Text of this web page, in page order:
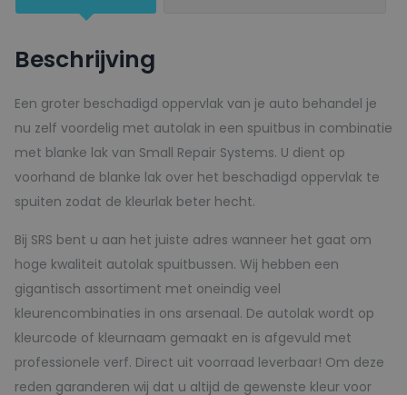
-
aantal
Beschrijving
Een groter beschadigd oppervlak van je auto behandel je
nu zelf voordelig met autolak in een spuitbus in combinatie
met blanke lak van Small Repair Systems. U dient op
voorhand de blanke lak over het beschadigd oppervlak te
spuiten zodat de kleurlak beter hecht.
Bij SRS bent u aan het juiste adres wanneer het gaat om
hoge kwaliteit autolak spuitbussen. Wij hebben een
gigantisch assortiment met oneindig veel
kleurencombinaties in ons arsenaal. De autolak wordt op
kleurcode of kleurnaam gemaakt en is afgevuld met
professionele verf. Direct uit voorraad leverbaar! Om deze
reden garanderen wij dat u altijd de gewenste kleur voor